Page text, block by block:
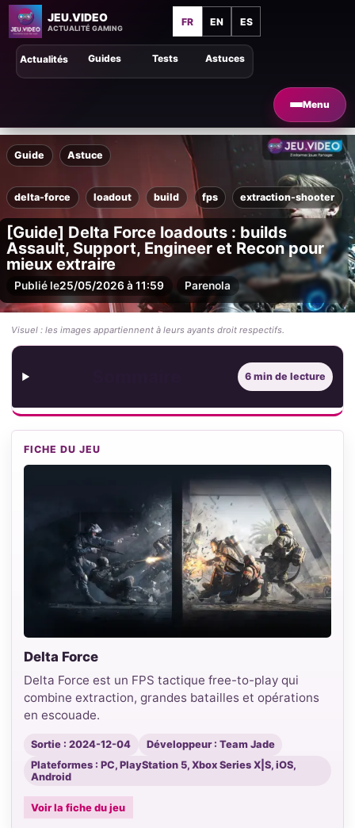
JEU.VIDEO
ACTUALITÉ GAMING
FR EN ES
Menu
Astuces
Guides Tests
Actualités
Guide Astuce
delta-force loadout build fps extraction-shooter
[Guide] Delta Force loadouts : builds
Assault, Support, Engineer et Recon pour
mieux extraire
Publié le25/05/2026 à 11:59 Parenola
Visuel : les images appartiennent à leurs ayants droit respectifs.
6 min de lecture
FICHE DU JEU
Delta Force
Delta Force est un FPS tactique free-to-play qui
combine extraction, grandes batailles et opérations
en escouade.
Sortie : 2024-12-04
Développeur : Team Jade
Plateformes : PC, PlayStation 5, Xbox Series X|S, iOS,
Android
Voir la fiche du jeu